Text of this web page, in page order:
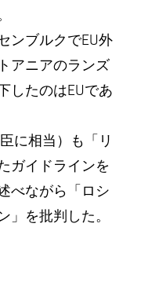
ンブルクでEU外
アニアのランズ
したのはEUであ
に相当）も「リ
ガイドラインを
べながら「ロシ
」を批判した。